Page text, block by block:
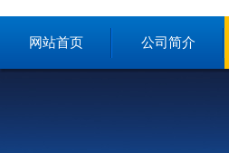
网站首页 公司简介